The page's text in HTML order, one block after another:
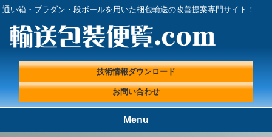
通い箱・プラダン・段ボールを用いた梱包輸送の改善提案専門サイト！
技術情報ダウンロード
お問い合わせ
Menu